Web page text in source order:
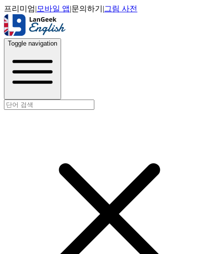
프리미엄| 모바일 앱|문의하기 |그림 사전
Toggle navigation